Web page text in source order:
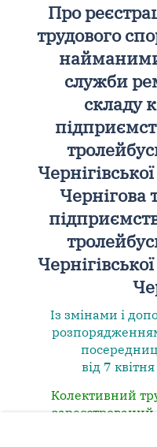
Про
трудового
служби
складу
Чернігова
Із змінами і
від 7
Колективний
знято з